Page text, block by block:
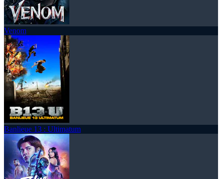
Venom
Banlieue 13 : Ultimatum